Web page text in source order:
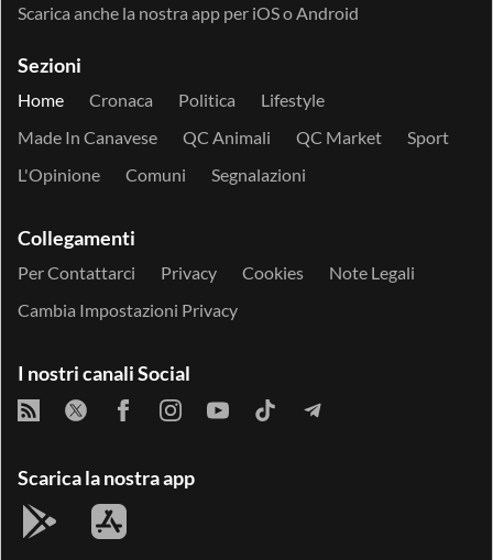
Scarica anche la nostra app per iOSoAndroid
Sezioni
Home Cronaca Politica
Lifestyle
Made In Canavese
QC Animali QC Market
Sport
L'Opinione
Comuni Segnalazioni
Collegamenti
Per Contattarci Privacy Cookies
Note Legali
Cambia Impostazioni Privacy
I nostri canali Social
Scarica la nostra app